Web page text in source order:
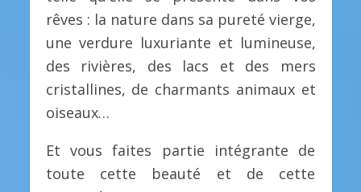
rêves : la nature dans sa pureté vierge,
une verdure luxuriante et lumineuse,
des rivières, des lacs et des mers
cristallines, de charmants animaux et
oiseaux…
Et vous faites partie intégrante de
toute cette beauté et de cette